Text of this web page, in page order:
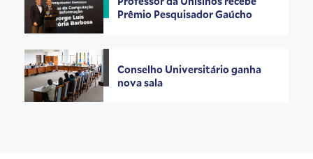
Prêmio Pesquisador Gaúcho
Conselho Universitário ganha
nova sala